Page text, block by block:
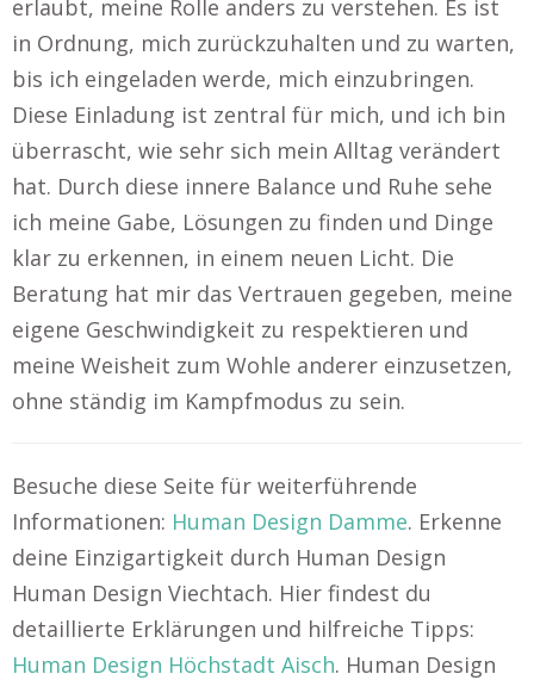
erlaubt, meine Rolle anders zu verstehen. Es ist
in Ordnung, mich zurückzuhalten und zu warten,
bis ich eingeladen werde, mich einzubringen.
Diese Einladung ist zentral für mich, und ich bin
überrascht, wie sehr sich mein Alltag verändert
hat. Durch diese innere Balance und Ruhe sehe
ich meine Gabe, Lösungen zu finden und Dinge
klar zu erkennen, in einem neuen Licht. Die
Beratung hat mir das Vertrauen gegeben, meine
eigene Geschwindigkeit zu respektieren und
meine Weisheit zum Wohle anderer einzusetzen,
ohne ständig im Kampfmodus zu sein.
Besuche diese Seite für weiterführende
Informationen: Human Design Damme. Erkenne
deine Einzigartigkeit durch Human Design
Human Design Viechtach. Hier findest du
detaillierte Erklärungen und hilfreiche Tipps:
Human Design Höchstadt Aisch. Human Design